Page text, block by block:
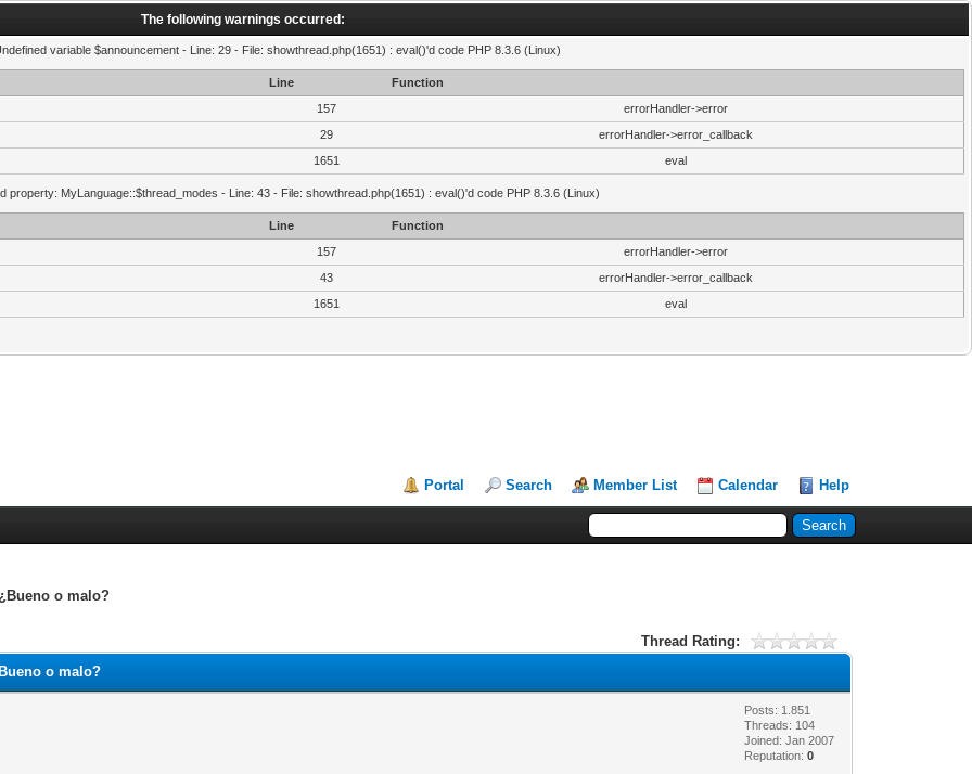
The following warnings occurred:
variable $announcement - Line: 29 - File: showthread.php(1651) : eval()'d code PHP 8.3.6 (Linux)
Line
Function
157
errorHandler->error
29
errorHandler->error_callback
1651 eval
property: MyLanguage::$thread_modes - Line: 43 - File: showthread.php(1651) : eval()'d code PHP 8.3.6 (Linux)
Line
Function
157
errorHandler->error
43
errorHandler->error_callback
1651 eval
Portal Search Member List Calendar Help
o malo?
Thread Rating:
o malo?
Posts: 1.851
Threads: 104
Joined: Jan 2007
Reputation:0